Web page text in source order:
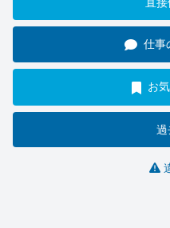
仕事
お
過